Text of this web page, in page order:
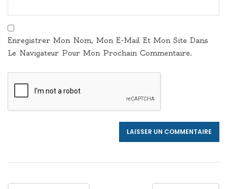
Enregistrer Mon Nom, Mon E-Mail Et Mon Site Dans
Le Navigateur Pour Mon Prochain Commentaire.